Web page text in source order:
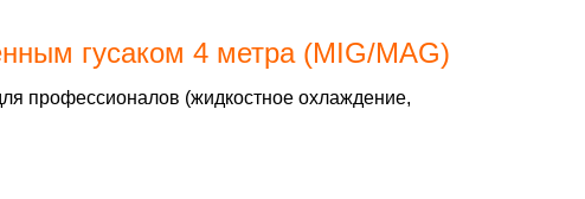
гусаком 4 метра (MIG/MAG)
профессионалов (жидкостное охлаждение,